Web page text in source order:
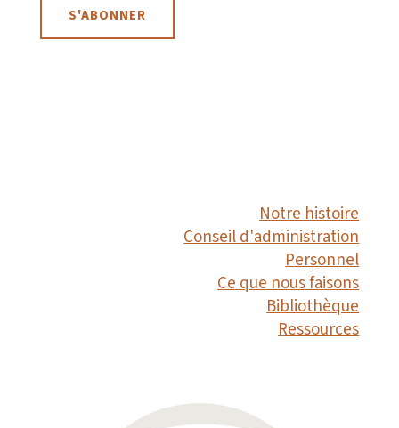
Notre histoire
Conseil d'administration
Personnel
Ce que nous faisons
Bibliothèque
Ressources